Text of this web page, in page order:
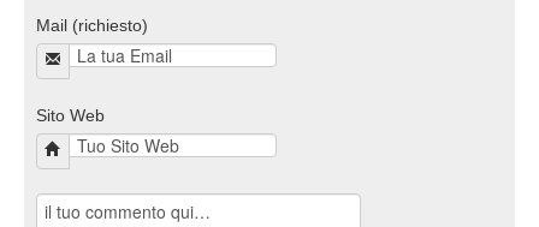
Mail (richiesto)
Sito Web